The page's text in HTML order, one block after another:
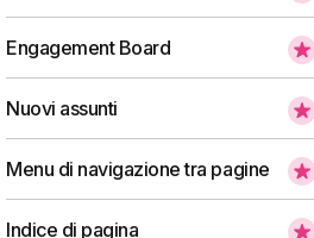
Engagement Board
Nuovi assunti
Menu di navigazione tra pagine
Indice di pagina